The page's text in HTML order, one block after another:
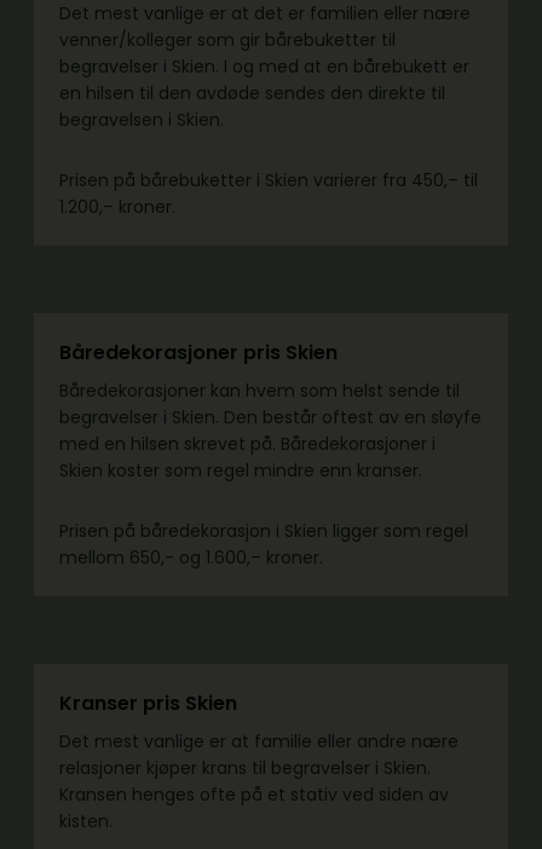
Det mest vanlige er at det er familien eller nære
venner/kolleger som gir bårebuketter til
begravelser i Skien. I og med at en bårebukett er
en hilsen til den avdøde sendes den direkte til
begravelsen i Skien.
Prisen på bårebuketter i Skien varierer fra 450,– til
1.200,– kroner.
Båredekorasjoner pris Skien
Båredekorasjoner kan hvem som helst sende til
begravelser i Skien. Den består oftest av en sløyfe
med en hilsen skrevet på. Båredekorasjoner i
Skien koster som regel mindre enn kranser.
Prisen på båredekorasjon i Skien ligger som regel
mellom 650,- og 1.600,– kroner.
Kranser pris Skien
Det mest vanlige er at familie eller andre nære
relasjoner kjøper krans til begravelser i Skien.
Kransen henges ofte på et stativ ved siden av
kisten.